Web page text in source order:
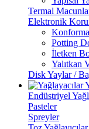
Termal
Elektronik
Potting
İletken
Yalıtkan
Disk Yaylar /
Endüstriyel
Pasteler
Spreyler